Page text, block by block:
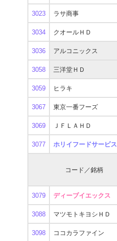
3023 ラサ商事
3034 クオールＨＤ
3036 アルコニックス
3058 三洋堂ＨＤ
3059 ヒラキ
3067 東京一番フーズ
3069 ＪＦＬＡＨＤ
3077 ホリイフードサービス
コード／銘柄
3079 ディーブイエックス
3088 マツモトキヨシＨＤ
3098 ココカラファイン